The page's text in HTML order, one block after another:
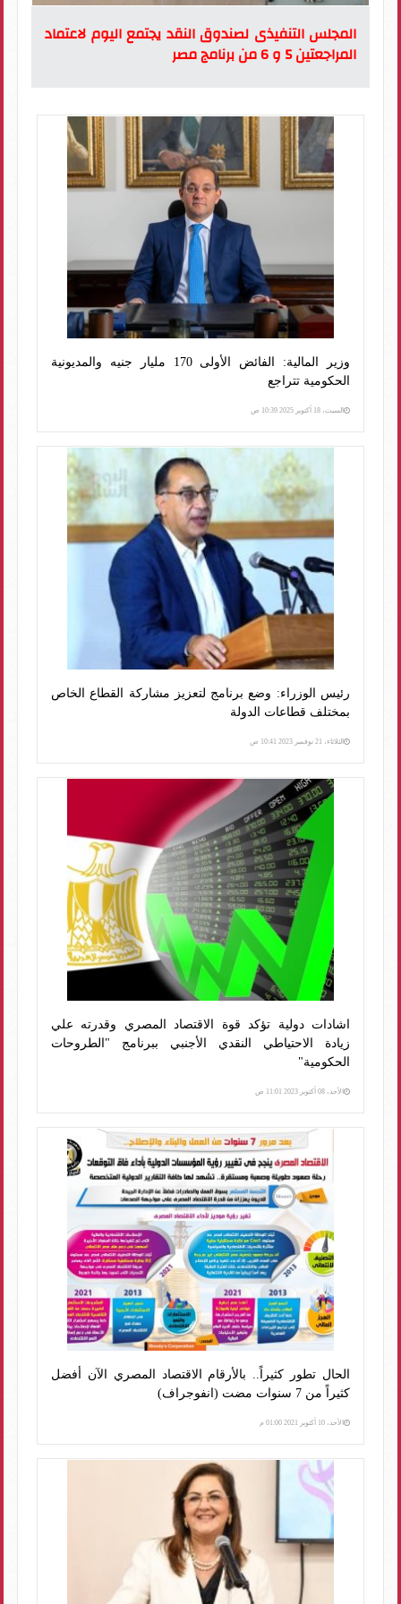
المجلس التنفيذى لصندوق النقد يجتمع اليوم لاعتماد
المراجعتين 5 و 6 من برنامج مصر
وزير المالية: الفائض الأولى 170 مليار جنيه والمديونية
الحكومية تتراجع
السبت، 18 أكتوبر 2025 10:39 ص
رئيس الوزراء: وضع برنامج لتعزيز مشاركة القطاع الخاص
بمختلف قطاعات الدولة
الثلاثاء، 21 نوفمبر 2023 10:41 ص
اشادات دولية تؤكد قوة الاقتصاد المصري وقدرته علي
زيادة الاحتياطي النقدي الأجنبي ببرنامج "الطروحات
الحكومية"
الأحد، 08 أكتوبر 2023 11:01 ص
الحال تطور كثيراً.. بالأرقام الاقتصاد المصري الآن أفضل
كثيراً من 7 سنوات مضت (انفوجراف)
الأحد، 10 أكتوبر 2021 01:00 م